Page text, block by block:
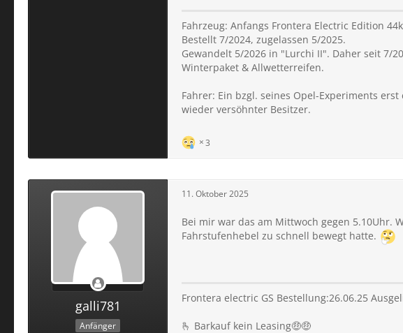
Fahrzeug: Anfangs Frontera Electric Edition
Bestellt 7/2024, zugelassen 5/2025.
Gewandelt 5/2026 in "Lurchi II". Daher seit 7/
Winterpaket & Allwetterreifen.
Fahrer: Ein bzgl. seines Opel-Experiments
wieder versöhnter Besitzer.
3
galli781
Anfänger
11. Oktober 2025
Bei mir war das am Mittwoch gegen 5.10Uhr.
Fahrstufenhebel zu schnell bewegt hatte.
Frontera electric GS Bestellung:26.06.25
🫰 Barkauf kein Leasing🤑🤑